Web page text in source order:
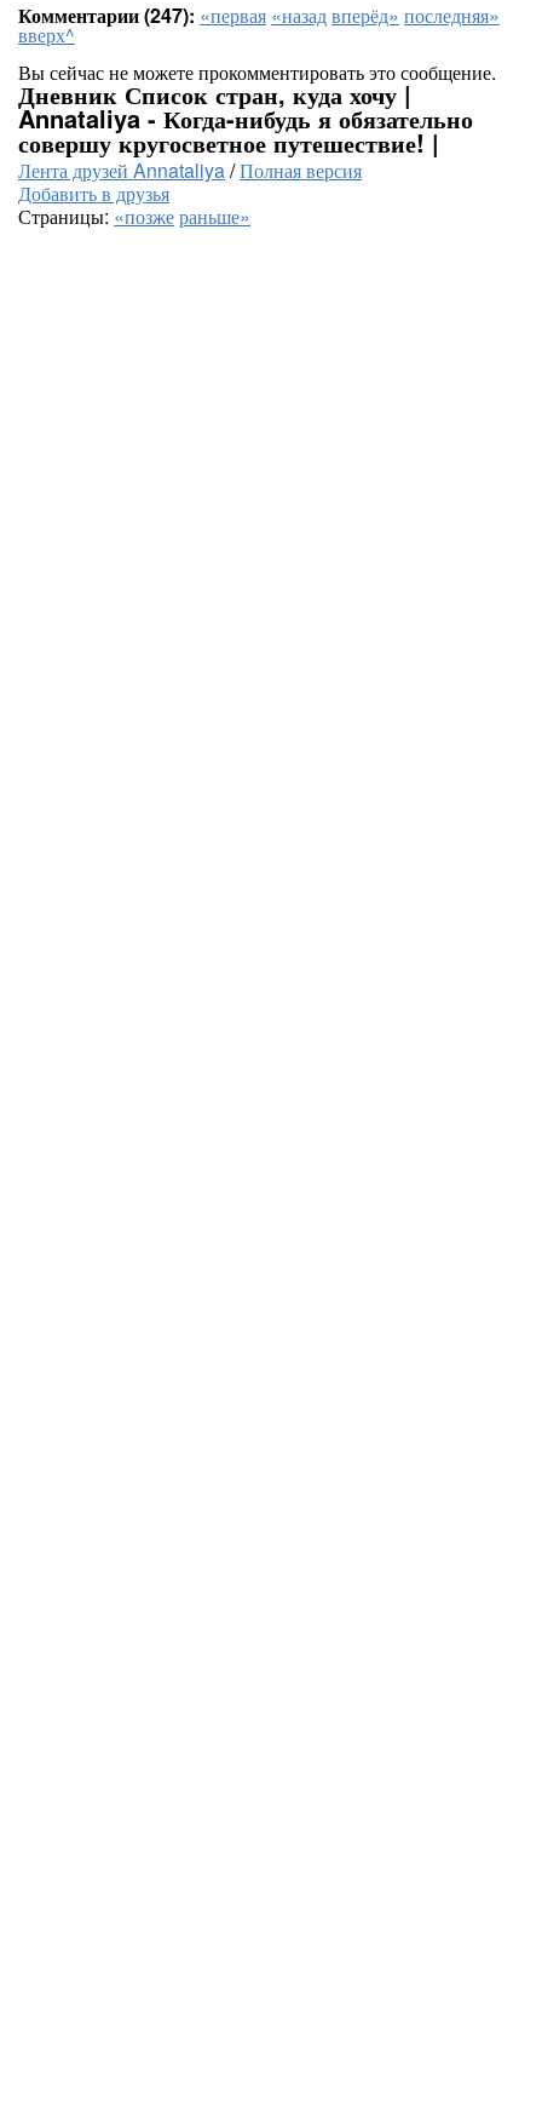
Комментарии (247): «первая «назадвперёд» последняя»
вверх^
Вы сейчас не можете прокомментировать это сообщение.
Дневник Список стран, куда хочу |
Annataliya - Когда-нибудь я обязательно
совершу кругосветное путешествие! |
Лента друзей Annataliya/Полная версия
Добавить в друзья
Страницы: «позжераньше»